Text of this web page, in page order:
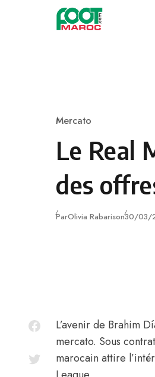
Skip to content
Category
Mercato
Le Real
des
ParOlivia RabarisonPublié
30/03/
L’avenir de Brahim
mercato. Sous
marocain attire